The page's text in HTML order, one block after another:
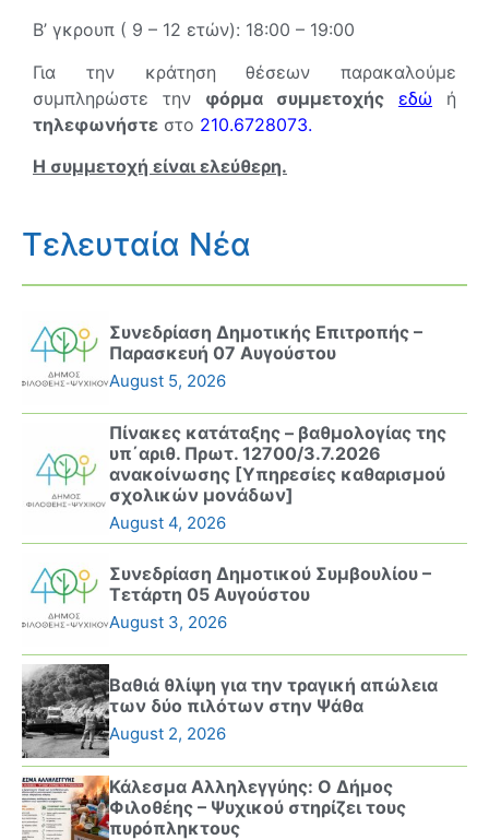
Β’ γκρουπ ( 9 – 12 ετών): 18:00 – 19:00
Για την κράτηση θέσεων παρακαλούμε
συμπληρώστε την φόρμα συμμετοχής εδώ ή
τηλεφωνήστε στο 210.6728073.
Η συμμετοχή είναι ελεύθερη.
Τελευταία Νέα
Συνεδρίαση Δημοτικής Επιτροπής –
Παρασκευή 07 Αυγούστου
August 5, 2026
Πίνακες κατάταξης – βαθμολογίας της
υπ΄αριθ. Πρωτ. 12700/3.7.2026
ανακοίνωσης [Υπηρεσίες καθαρισμού
σχολικών μονάδων]
August 4, 2026
Συνεδρίαση Δημοτικού Συμβουλίου –
Τετάρτη 05 Αυγούστου
August 3, 2026
Βαθιά θλίψη για την τραγική απώλεια
των δύο πιλότων στην Ψάθα
August 2, 2026
Κάλεσμα Αλληλεγγύης: Ο Δήμος
Φιλοθέης – Ψυχικού στηρίζει τους
πυρόπληκτους